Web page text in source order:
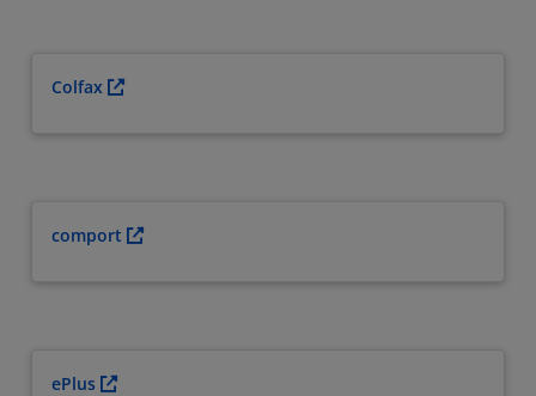
Colfax
comport
ePlus